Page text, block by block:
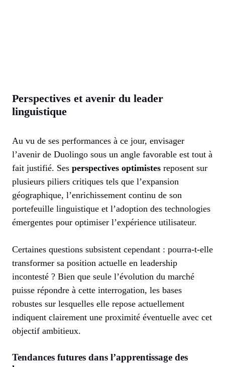
Perspectives et avenir du leader
linguistique
Au vu de ses performances à ce jour, envisager
l’avenir de Duolingo sous un angle favorable est tout à
fait justifié. Ses perspectives optimistes reposent sur
plusieurs piliers critiques tels que l’expansion
géographique, l’enrichissement continu de son
portefeuille linguistique et l’adoption des technologies
émergentes pour optimiser l’expérience utilisateur.
Certaines questions subsistent cependant : pourra-t-elle
transformer sa position actuelle en leadership
incontesté ? Bien que seule l’évolution du marché
puisse répondre à cette interrogation, les bases
robustes sur lesquelles elle repose actuellement
indiquent clairement une proximité éventuelle avec cet
objectif ambitieux.
Tendances futures dans l’apprentissage des